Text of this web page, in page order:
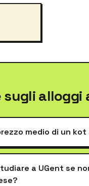
sugli alloggi
medio di un kot
a UGent se